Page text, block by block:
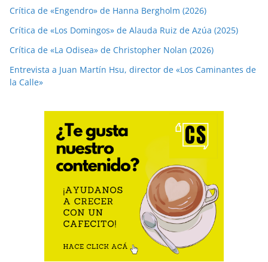
Crítica de «Engendro» de Hanna Bergholm (2026)
Crítica de «Los Domingos» de Alauda Ruiz de Azúa (2025)
Crítica de «La Odisea» de Christopher Nolan (2026)
Entrevista a Juan Martín Hsu, director de «Los Caminantes de
la Calle»